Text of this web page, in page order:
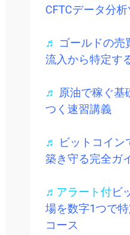
CFTCデータ分
♬ ゴールドの売
流入から特定す
♬ 原油で稼ぐ基
つく速習講義
♬
ビットコイン
築き守る完全ガ
♬アラート付ビ
場を数字1つで
コース